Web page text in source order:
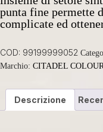
punta fine permette
complicate ed
COD: 99199999052
Marchio: CITADEL COLOUR
Descrizione